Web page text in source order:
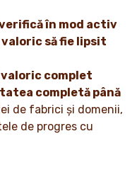
în mod activ
să fie lipsit
complet
completă până
de fabrici și domenii,
de progres cu